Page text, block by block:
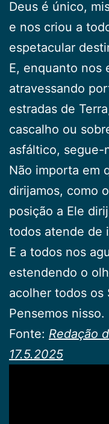
Deus é único,
e nos criou a
espetacular
E, enquanto nos
atravessando
estradas de
cascalho ou
asfáltico, segue-
Não importa em
dirijamos, como
posição a Ele
todos atende de
E a todos nos
estendendo o
acolher todos os
Pensemos nisso.
Fonte: Redação
17.5.2025